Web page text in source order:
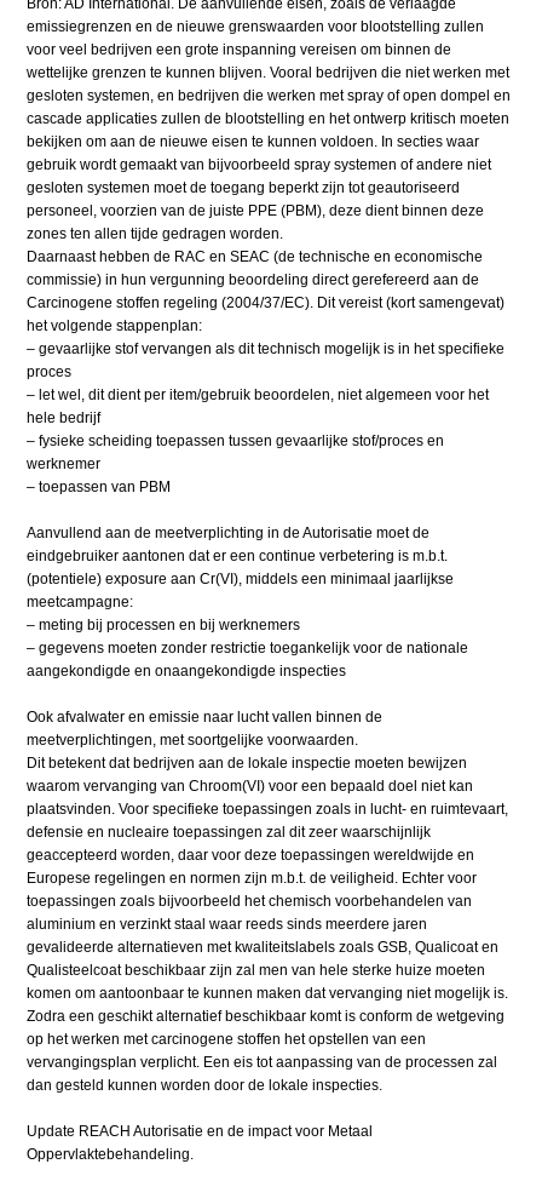
Bron: AD International. De aanvullende eisen, zoals de verlaagde
emissiegrenzen en de nieuwe grenswaarden voor blootstelling zullen
voor veel bedrijven een grote inspanning vereisen om binnen de
wettelijke grenzen te kunnen blijven. Vooral bedrijven die niet werken met
gesloten systemen, en bedrijven die werken met spray of open dompel en
cascade applicaties zullen de blootstelling en het ontwerp kritisch moeten
bekijken om aan de nieuwe eisen te kunnen voldoen. In secties waar
gebruik wordt gemaakt van bijvoorbeeld spray systemen of andere niet
gesloten systemen moet de toegang beperkt zijn tot geautoriseerd
personeel, voorzien van de juiste PPE (PBM), deze dient binnen deze
zones ten allen tijde gedragen worden.
Daarnaast hebben de RAC en SEAC (de technische en economische
commissie) in hun vergunning beoordeling direct gerefereerd aan de
Carcinogene stoffen regeling (2004/37/EC). Dit vereist (kort samengevat)
het volgende stappenplan:
– gevaarlijke stof vervangen als dit technisch mogelijk is in het specifieke
proces
– let wel, dit dient per item/gebruik beoordelen, niet algemeen voor het
hele bedrijf
– fysieke scheiding toepassen tussen gevaarlijke stof/proces en
werknemer
– toepassen van PBM
Aanvullend aan de meetverplichting in de Autorisatie moet de
eindgebruiker aantonen dat er een continue verbetering is m.b.t.
(potentiele) exposure aan Cr(VI), middels een minimaal jaarlijkse
meetcampagne:
– meting bij processen en bij werknemers
– gegevens moeten zonder restrictie toegankelijk voor de nationale
aangekondigde en onaangekondigde inspecties
Ook afvalwater en emissie naar lucht vallen binnen de
meetverplichtingen, met soortgelijke voorwaarden.
Dit betekent dat bedrijven aan de lokale inspectie moeten bewijzen
waarom vervanging van Chroom(VI) voor een bepaald doel niet kan
plaatsvinden. Voor specifieke toepassingen zoals in lucht- en ruimtevaart,
defensie en nucleaire toepassingen zal dit zeer waarschijnlijk
geaccepteerd worden, daar voor deze toepassingen wereldwijde en
Europese regelingen en normen zijn m.b.t. de veiligheid. Echter voor
toepassingen zoals bijvoorbeeld het chemisch voorbehandelen van
aluminium en verzinkt staal waar reeds sinds meerdere jaren
gevalideerde alternatieven met kwaliteitslabels zoals GSB, Qualicoat en
Qualisteelcoat beschikbaar zijn zal men van hele sterke huize moeten
komen om aantoonbaar te kunnen maken dat vervanging niet mogelijk is.
Zodra een geschikt alternatief beschikbaar komt is conform de wetgeving
op het werken met carcinogene stoffen het opstellen van een
vervangingsplan verplicht. Een eis tot aanpassing van de processen zal
dan gesteld kunnen worden door de lokale inspecties.
Update REACH Autorisatie en de impact voor Metaal
Oppervlaktebehandeling.